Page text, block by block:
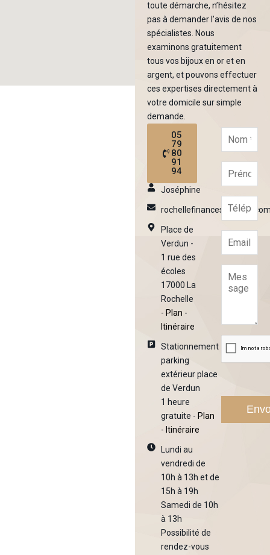
toute démarche, n’hésitez
pas à demander l’avis de nos
spécialistes. Nous
examinons gratuitement
tous vos bijoux en or et en
argent, et pouvons effectuer
ces expertises directement à
votre domicile sur simple
demande.
05
79
80
91
94
Joséphine
Place de
Verdun -
1 rue des
écoles
17000 La
Rochelle
- Plan -
Itinéraire
Stationnement
parking
extérieur place
de Verdun
1 heure
gratuite - Plan
- Itinéraire
Lundi au
vendredi de
10h à 13h et de
15h à 19h
Samedi de 10h
à 13h
Possibilité de
rendez-vous